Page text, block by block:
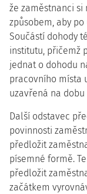
že zaměstnanci
způsobem, aby
Součástí dohody
institutu, přičemž
jednat o dohodu
pracovního místa
uzavřená na
Další odstavec
povinnosti
předložit
písemné formě.
předložit
začátkem